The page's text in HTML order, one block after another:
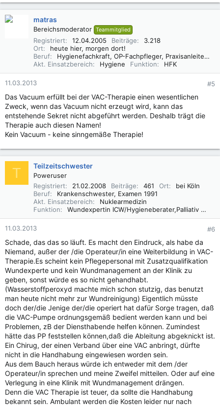
matras
Bereichsmoderator Teammitglied
Registriert 12.04.2005 Beiträge
3.218
Ort
heute hier, morgen dort!
Beruf
Hygienefachkraft, OP-Fachpfleger, Praxisanleiter (DBfK),
Akt. Einsatzbereich
Hygiene Funktion HFK
11.03.2013 #5
Das Vacuum erfüllt bei der VAC-Therapie einen wesentlichen
Zweck, wenn das Vacuum nicht erzeugt wird, kann das
entstehende Sekret nicht abgeführt werden. Deshalb trägt die
Therapie auch diesen Namen!
Kein Vacuum - keine sinngemäße Therapie!
T Teilzeitschwester
Poweruser
Registriert
21.02.2008 Beiträge 461 Ort
bei Köln
Beruf
Krankenschwester, Examen 1991
Akt. Einsatzbereich
Nuklearmedizin
Funktion
Wundexpertin ICW/Hygieneberater,Palliativ Care
11.03.2013 #6
Schade, das das so läuft. Es macht den Eindruck, als habe da
Niemand, außer der /die Operateur/in eine Weiterbildung in VAC-
Therapie.Es scheint kein Pflegepersonal mit Zusatzqualifikation
Wundexperte und kein Wundmanagement an der Klinik zu
geben, sonst würde es so nicht gehandhabt.
(Wasserstoffperoxyd machte mich schon stutzig, das benutzt
man heute nicht mehr zur Wundreinigung) Eigentlich müsste
doch der/die Jenige der/die operiert hat dafür Sorge tragen, daß
die VAC-Pumpe ordnungsgemäß bedient werden kann und bei
Problemen, zB der Diensthabende helfen können. Zumindest
hätte das PP feststellen können,daß die Ableitung abgeknickt ist.
Ein Chirug, der einen Verband über eine VAC anbringt, dürfte
nicht in die Handhabung eingewiesen worden sein.
Aus dem Bauch heraus würde ich entweder mit dem /der
Operateur/in sprechen und meine Zweifel mitteilen. Oder auf eine
Verlegung in eine Klinik mit Wundmanagement drängen.
Denn die VAC Therapie ist teuer, da sollte die Handhabung
bekannt sein. Ambulant werden die Kosten leider nur nach